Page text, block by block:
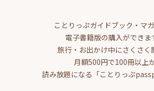
ことりっぷガイドブック・マ
電子書籍版の購入ができま
旅行・お出かけ中にさくさく
月額500円で100冊以上
読み放題になる「ことりっぷ